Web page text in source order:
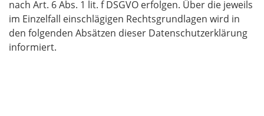
nach Art. 6 Abs. 1 lit. f DSGVO erfolgen. Über die jeweils
im Einzelfall einschlägigen Rechtsgrundlagen wird in
den folgenden Absätzen dieser Datenschutzerklärung
informiert.